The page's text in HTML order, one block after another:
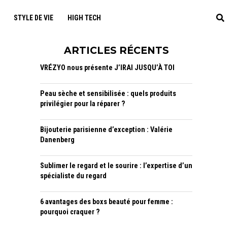
STYLE DE VIE HIGH TECH
ARTICLES RÉCENTS
VRÉZYO nous présente J’IRAI JUSQU’À TOI
Peau sèche et sensibilisée : quels produits
privilégier pour la réparer ?
Bijouterie parisienne d’exception : Valérie
Danenberg
Sublimer le regard et le sourire : l’expertise d’un
spécialiste du regard
6 avantages des boxs beauté pour femme :
pourquoi craquer ?